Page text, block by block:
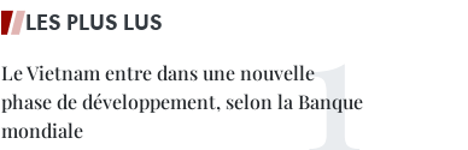
LES PLUS LUS
Le Vietnam entre dans une nouvelle
phase de développement, selon la Banque
mondiale